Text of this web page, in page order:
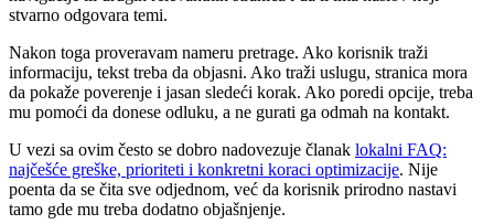
stvarno odgovara temi.
Nakon toga proveravam nameru pretrage. Ako korisnik traži
informaciju, tekst treba da objasni. Ako traži uslugu, stranica mora
da pokaže poverenje i jasan sledeći korak. Ako poredi opcije, treba
mu pomoći da donese odluku, a ne gurati ga odmah na kontakt.
U vezi sa ovim često se dobro nadovezuje članak lokalni FAQ:
najčešće greške, prioriteti i konkretni koraci optimizacije. Nije
poenta da se čita sve odjednom, već da korisnik prirodno nastavi
tamo gde mu treba dodatno objašnjenje.